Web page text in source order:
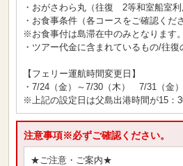
・おがさわら丸（往復 2等和室船室
・お食事条件（各コースをご確認くだ
※お食事付は島滞在中のみとなります
・ツアー代金に含まれているもの/往
【フェリー運航時間変更日】
・7/24（金）～7/30（木） 7/31（金
※上記の設定日は父島出港時間が15：
注意事項※必ずご確認ください。
★ご注意・ご案内★